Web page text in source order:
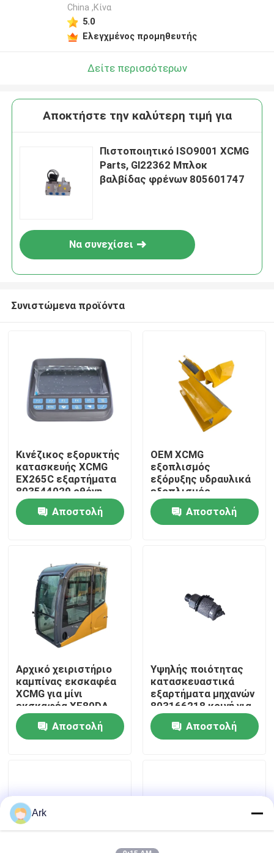
Αρχική Σελίδα
Σχετικά με εμάς
Γύρος εργοστασίων
Ποιοτικός έλεγχος
επαφή
Νέα
Ανταλλακτικά Liugong
Ανταλλακτικά Cummins
China ,Κίνα
5.0
Ελεγχμένος προμηθευτής
Δείτε περισσότερων
Αποκτήστε την καλύτερη τιμή για
Πιστοποιητικό ISO9001 XCMG
Parts, Gl22362 Μπλοκ
βαλβίδας φρένων 805601747
Να συνεχίσει
Συνιστώμενα προϊόντα
Κινέζικος εξορυκτής
κατασκευής XCMG
EX265C εξαρτήματα
803544029 οθόνη
οθόνης για
αντικατάσταση
Αποστολή
OEM XCMG
εξοπλισμός
εξόρυξης υδραυλικά
εξοπλισμός
γεωτρήσεων
πετρώματος
εξαρτήματα
Αποστολή
Αρχικό χειριστήριο
καμπίνας εκσκαφέα
XCMG για μίνι
εκσκαφέα XE80DA
Συντήρηση
Αποστολή
Υψηλής ποιότητας
κατασκευαστικά
εξαρτήματα μηχανών
803166218 κοινή για
XCMG
Αποστολή
Ark